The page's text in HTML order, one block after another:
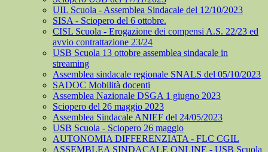
UIL Scuola - Assemblea Sindacale del 12/10/2023
SISA - Sciopero del 6 ottobre.
CISL Scuola - Erogazione dei compensi A.S. 22/23 ed
avvio contrattazione 23/24
USB Scuola 13 ottobre assemblea sindacale in
streaming
Assemblea sindacale regionale SNALS del 05/10/2023
SADOC Mobilità docenti
Assemblea Nazionale DSGA 1 giugno 2023
Sciopero del 26 maggio 2023
Assemblea Sindacale ANIEF del 24/05/2023
USB Scuola - Sciopero 26 maggio
AUTONOMIA DIFFERENZIATA - FLC CGIL
ASSEMBLEA SINDACALE ONLINE - USB Scuola